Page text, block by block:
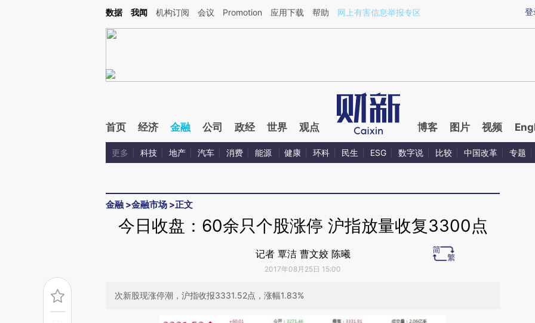
登
数据 我闻 机构订阅 会议 Promotion 应用下载 帮助 网上有害信息举报专区
首页 经济 金融 公司 政经 世界 观点 博客 图片 视频
更多 科技 地产 汽车 消费 能源 健康 环科 民生 ESG 数字说 比较 中国改革 专题
金融 >金融市场 >正文
今日收盘：60余只个股涨停 沪指放量收复3300点
记者 覃洁 曹文姣 陈曦
2017年08月25日 15:00
次新股现涨停潮，沪指收报3331.52点，涨幅1.83%